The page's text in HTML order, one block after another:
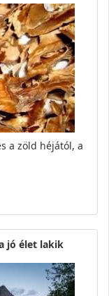
a zöld héjától, a
jó élet lakik